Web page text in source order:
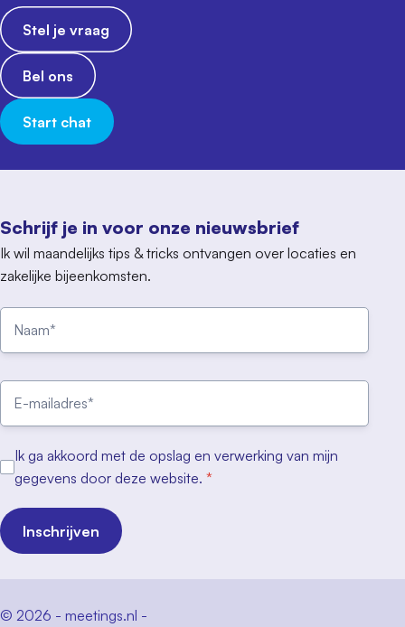
Schrijf je in voor onze nieuwsbrief
Ik wil maandelijks tips & tricks ontvangen over locaties en
zakelijke bijeenkomsten.
Ik ga akkoord met de opslag en verwerking van mijn
gegevens door deze website. *
Inschrijven
Stel je vraag
Bel ons
Start chat
© 2026 - meetings.nl -